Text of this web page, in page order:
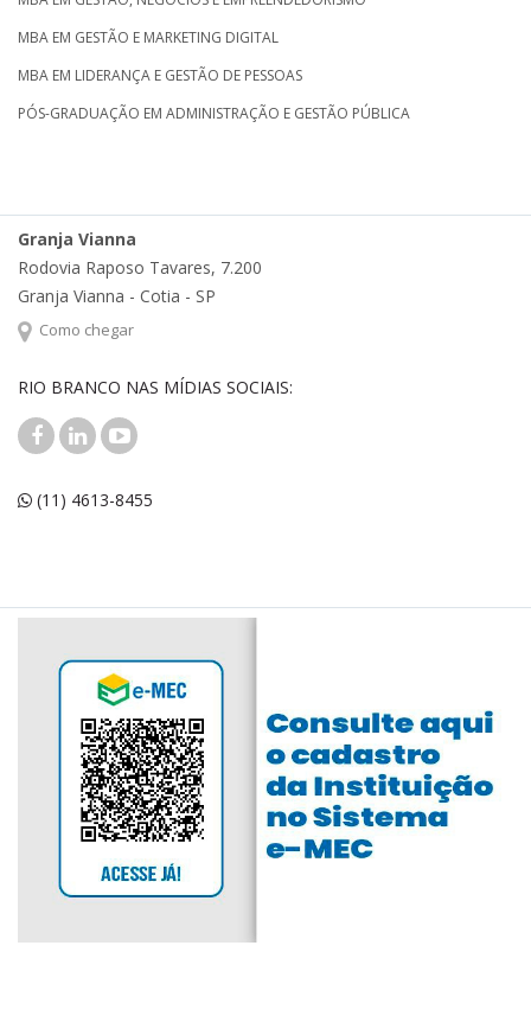
MBA EM GESTÃO E MARKETING DIGITAL
MBA EM LIDERANÇA E GESTÃO DE PESSOAS
PÓS-GRADUAÇÃO EM ADMINISTRAÇÃO E GESTÃO PÚBLICA
Granja Vianna
Rodovia Raposo Tavares, 7.200
Granja Vianna - Cotia - SP
Como chegar
RIO BRANCO NAS MÍDIAS SOCIAIS:
(11) 4613-8455